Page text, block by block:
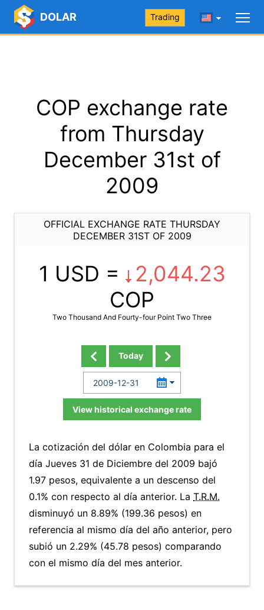
DOLAR Trading
COP exchange rate
from Thursday
December 31st of
2009
OFFICIAL EXCHANGE RATE THURSDAY
DECEMBER 31ST OF 2009
1 USD =
2,044.23
COP
Two Thousand And Fourty-four Point Two Three
Today
View historical exchange rate
La cotización del dólar en Colombia para el
día Jueves 31 de Diciembre del 2009 bajó
1.97 pesos, equivalente a un descenso del
0.1% con respecto al día anterior. La T.R.M.
disminuyó un 8.89% (199.36 pesos) en
referencia al mismo día del año anterior, pero
subió un 2.29% (45.78 pesos) comparando
con el mismo día del mes anterior.